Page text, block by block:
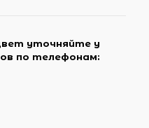
уточняйте у
по телефонам: